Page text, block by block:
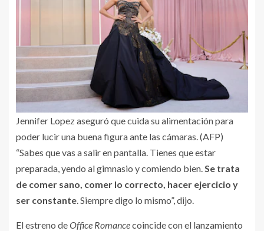
Jennifer Lopez aseguró que cuida su alimentación para
poder lucir una buena figura ante las cámaras. (AFP)
“Sabes que vas a salir en pantalla. Tienes que estar
preparada, yendo al gimnasio y comiendo bien.Se trata
de comer sano, comer lo correcto, hacer ejercicio y
ser constante. Siempre digo lo mismo”, dijo.
El estreno deOffice Romancecoincide con el lanzamiento